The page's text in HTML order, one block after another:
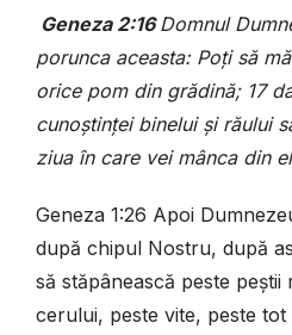
Geneza 2:16Domnul
porunca aceasta: Poţi să
orice pom din grădină; 17
cunoştinţei binelui şi răului
ziua în care vei mânca din
Geneza 1:26 Apoi
după chipul Nostru, după
să stăpânească peste peştii
cerului, peste vite, peste tot